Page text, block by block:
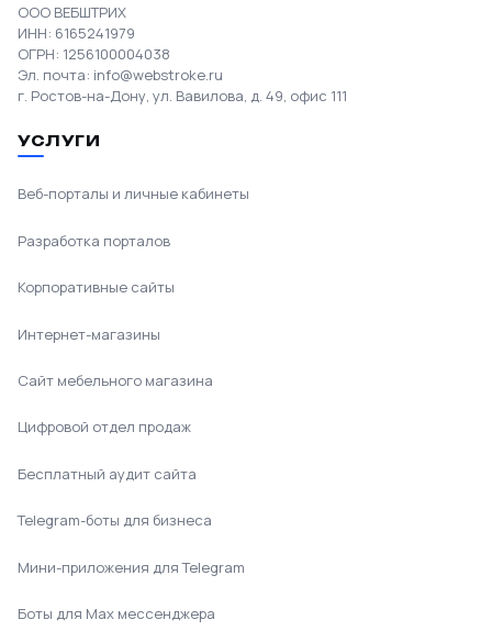
ООО ВЕБШТРИХ
ИНН: 6165241979
ОГРН: 1256100004038
Эл. почта: info@webstroke.ru
г. Ростов-на-Дону, ул. Вавилова, д. 49, офис 111
УСЛУГИ
Веб-порталы и личные кабинеты
Разработка порталов
Корпоративные сайты
Интернет-магазины
Сайт мебельного магазина
Цифровой отдел продаж
Бесплатный аудит сайта
Telegram-боты для бизнеса
Мини-приложения для Telegram
Боты для Max мессенджера